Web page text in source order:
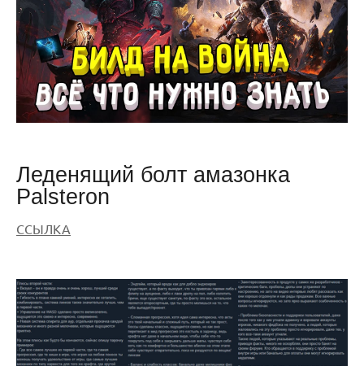
Леденящий болт амазонка
Palsteron
ССЫЛКА